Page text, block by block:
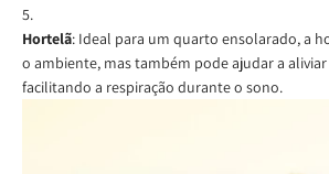
Hortelã: Ideal para um quarto ensolarado, a
o ambiente, mas também pode ajudar a
facilitando a respiração durante o sono.